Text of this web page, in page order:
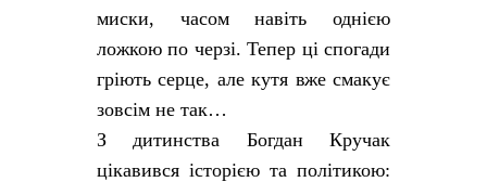
миски, часом навіть однією
ложкою по черзі. Тепер ці спогади
гріють серце, але кутя вже смакує
зовсім не так…
З дитинства Богдан Кручак
цікавився історією та політикою: